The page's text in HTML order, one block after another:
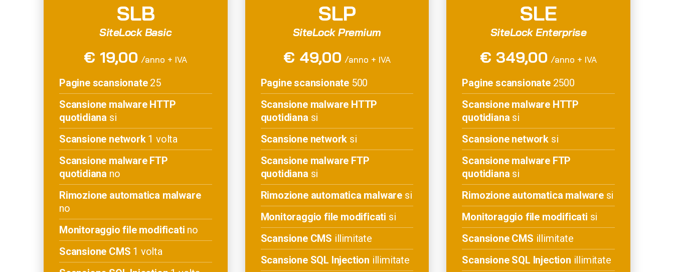
SLB
SiteLock Basic
€ 19,00 /anno + IVA
Pagine scansionate25
Scansione malware HTTP
quotidiana si
Scansione network1 volta
Scansione malware FTP
quotidiana no
Rimozione automatica malware
no
Monitoraggio file modificati no
Scansione CMS 1 volta
SLP
SiteLock Premium
€ 49,00 /anno + IVA
Pagine scansionate 500
Scansione malware HTTP
quotidiana si
Scansione network si
Scansione malware FTP
quotidiana si
Rimozione automatica malware si
Monitoraggio file modificati si
Scansione CMS illimitate
Scansione SQL Injection illimitate
SLE
SiteLock Enterprise
€ 349,00 /anno + IVA
Pagine scansionate2500
Scansione malware HTTP
quotidiana si
Scansione networksi
Scansione malware FTP
quotidiana si
Rimozione automatica malwaresi
Monitoraggio file modificati si
Scansione CMS illimitate
Scansione SQL Injection illimitate